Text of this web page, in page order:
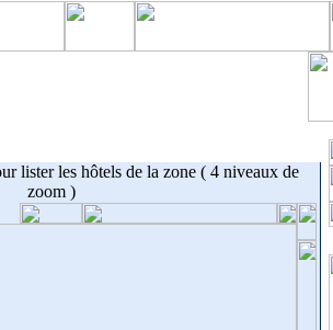
lister les hôtels de la zone ( 4 niveaux de
zoom )